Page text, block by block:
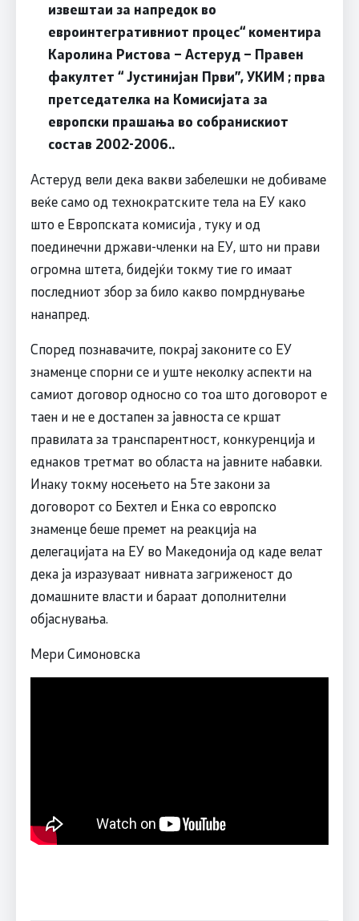
извештаи за напредок во
евроинтегративниот процес“ коментира
Каролина Ристова – Астеруд – Правен
факултет “ Јустинијан Први”, УКИМ ; прва
претседателка на Комисијата за
европски прашања во собранискиот
состав 2002-2006..
Астеруд вели дека вакви забелешки не добиваме
веќе само од технократските тела на ЕУ како
што е Европската комисија , туку и од
поединечни држави-членки на ЕУ, што ни прави
огромна штета, бидејќи токму тие го имаат
последниот збор за било какво помрднување
нанапред.
Според познавачите, покрај законите со ЕУ
знаменце спорни се и уште неколку аспекти на
самиот договор односно со тоа што договорот е
таен и не е достапен за јавноста се кршат
правилата за транспарентност, конкуренција и
еднаков третмат во областа на јавните набавки.
Инаку токму носењето на 5те закони за
договорот со Бехтел и Енка со европско
знаменце беше премет на реакција на
делегацијата на ЕУ во Македонија од каде велат
дека ја изразуваат нивната загриженост до
домашните власти и бараат дополнителни
објаснувања.
Мери Симоновска